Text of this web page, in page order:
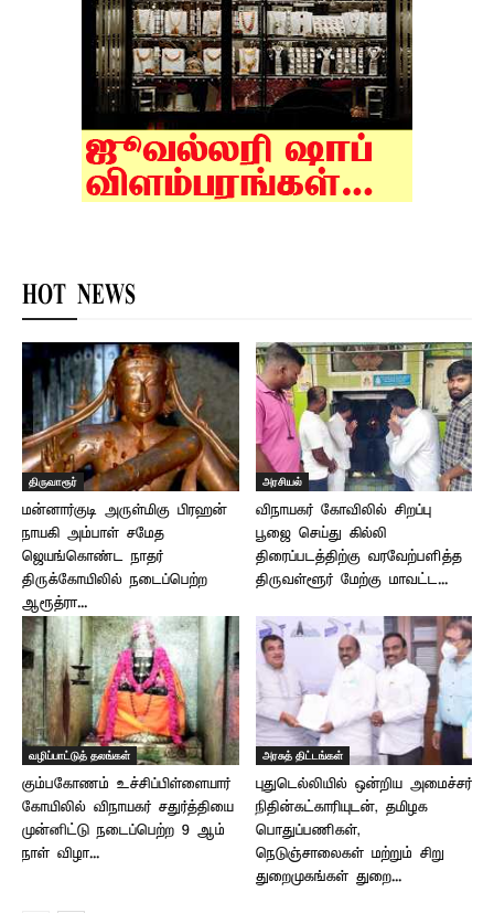
HOT NEWS
திருவாரூர்
மன்னார்குடி அருள்மிகு பிரஹன்
நாயகி அம்பாள் சமேத
ஜெயங்கொண்ட நாதர்
திருக்கோயிலில் நடைப்பெற்ற
ஆரூத்ரா...
அரசியல்
விநாயகர் கோவிலில் சிறப்பு
பூஜை செய்து கில்லி
திரைப்படத்திற்கு வரவேற்பளித்த
திருவள்ளூர் மேற்கு மாவட்ட...
வழிப்பாட்டுத் தலங்கள்
கும்பகோணம் உச்சிப்பிள்ளையார்
கோயிலில் விநாயகர் சதுர்த்தியை
முன்னிட்டு நடைப்பெற்ற 9 ஆம்
நாள் விழா...
அரசுத் திட்டங்கள்
புதுடெல்லியில் ஒன்றிய அமைச்சர்
நிதின்கட்காரியுடன், தமிழக
பொதுப்பணிகள்,
நெடுஞ்சாலைகள் மற்றும் சிறு
துறைமுகங்கள் துறை...